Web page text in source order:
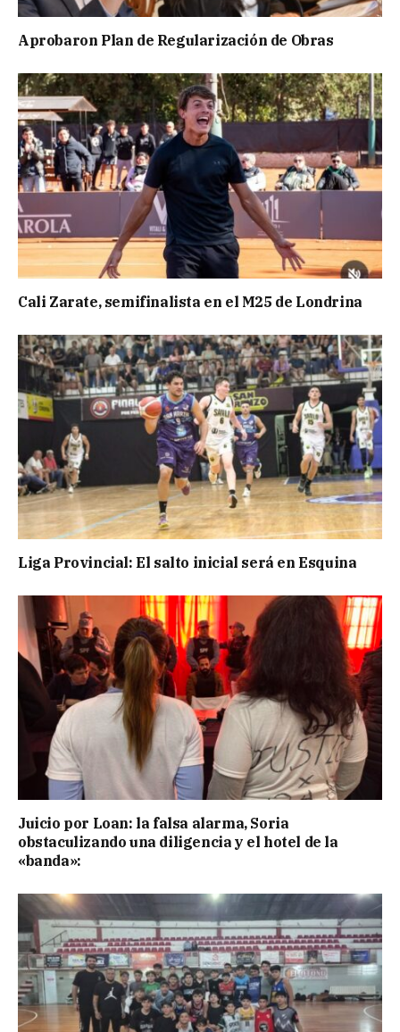
Aprobaron Plan de Regularización de Obras
Cali Zarate, semifinalista en el M25 de Londrina
Liga Provincial: El salto inicial será en Esquina
Juicio por Loan: la falsa alarma, Soria
obstaculizando una diligencia y el hotel de la
«banda»: